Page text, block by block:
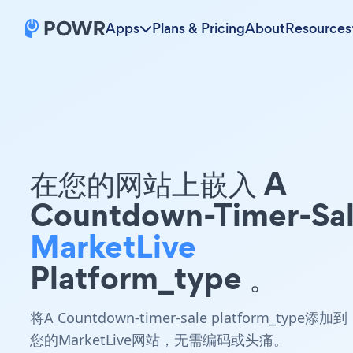
Apps Plans & PricingAboutResources
在您的网站上嵌入 A
Countdown-Timer-
MarketLive
Platform_type 。
将A Countdown-timer-sale platform_type添加到
您的MarketLive网站，无需编码或头痛。